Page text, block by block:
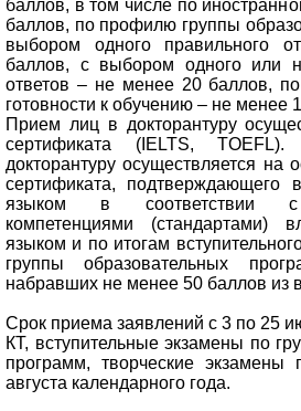
баллов, в том числе по
баллов, по профилю группы
выбором одного правильного
баллов, с выбором одного или
ответов – не менее 20 баллов,
готовности к обучению – не менее
Прием лиц в докторантуру
сертификата (IELTS,
докторантуру осуществляется на
сертификата, подтверждающего
языком в соответствии с
компетенциями (стандартами)
языком и по итогам
группы образовательных
набравших не менее 50 баллов из
Срок приема заявлений с 3 по 25
КТ, вступительные экзамены по
программ, творческие
августа календарного года.